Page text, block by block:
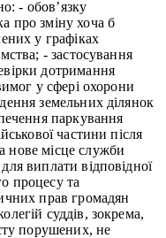
- обов’язку
про зміну хоча б
у графіках
- застосування
дотримання
у сфері охорони
земельних ділянок
паркування
частини після
нове місце служби
виплати відповідної
процесу та
прав громадян
суддів, зокрема,
порушених, не